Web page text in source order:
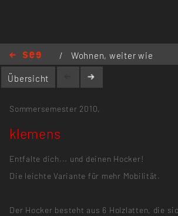
/
Wohnen, weiter wie
gewohnt? /
Übersicht
Sommersemester 2010,
klemens
Entfalte dich... und deinen Hocker!
Die leichte Variante für mehr Mobilität.
Der Hocker besteht aus 6 Holzlatten, die